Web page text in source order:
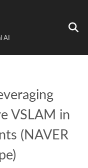
AI
VSLAM in
(NAVER